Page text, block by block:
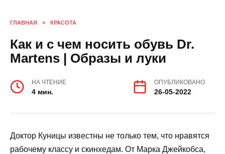
ГЛАВНАЯ » КРАСОТА
Как и с чем носить обувь Dr.
Martens | Образы и луки
НА ЧТЕНИЕ
4 мин.
ОПУБЛИКОВАНО
26-05-2022
Доктор Куницы известны не только тем, что нравятся
рабочему классу и скинхедам. От Марка Джейкобса,